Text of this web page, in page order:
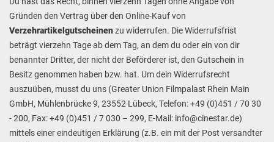
Gründen den Vertrag über den Online-Kauf von
Verzehrartikelgutscheinenzu widerrufen. Die Widerrufsfrist
beträgt vierzehn Tage ab dem Tag, an dem du oder ein von dir
benannter Dritter, der nicht der Beförderer ist, den Gutschein in
Besitz genommen haben bzw. hat. Um dein Widerrufsrecht
auszuüben, musst du uns (Greater Union Filmpalast Rhein Main
GmbH, Mühlenbrücke 9, 23552 Lübeck, Telefon: +49 (0)451 / 70 30
- 200, Fax: +49 (0)451 / 7 030 – 299, E-Mail: info@cinestar.de)
mittels einer eindeutigen Erklärung (z.B. ein mit der Post versandter